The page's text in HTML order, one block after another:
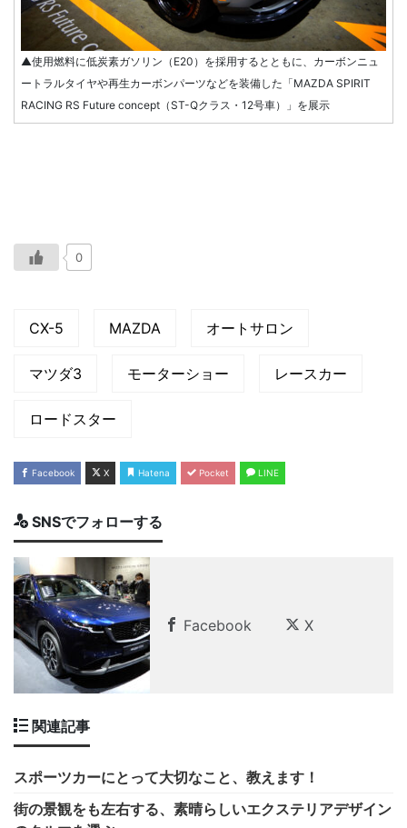
▲使用燃料に低炭素ガソリン（E20）を採用するとともに、カーボンニュ
ートラルタイヤや再生カーボンパーツなどを装備した「MAZDA SPIRIT
RACING RS Future concept（ST-Qクラス・12号車）」を展示
0
CX-5 MAZDA オートサロン
マツダ3 モーターショー レースカー
ロードスター
Facebook X Hatena Pocket LINE
SNSでフォローする
Facebook X
関連記事
スポーツカーにとって大切なこと、教えます！
街の景観をも左右する、素晴らしいエクステリアデザイン